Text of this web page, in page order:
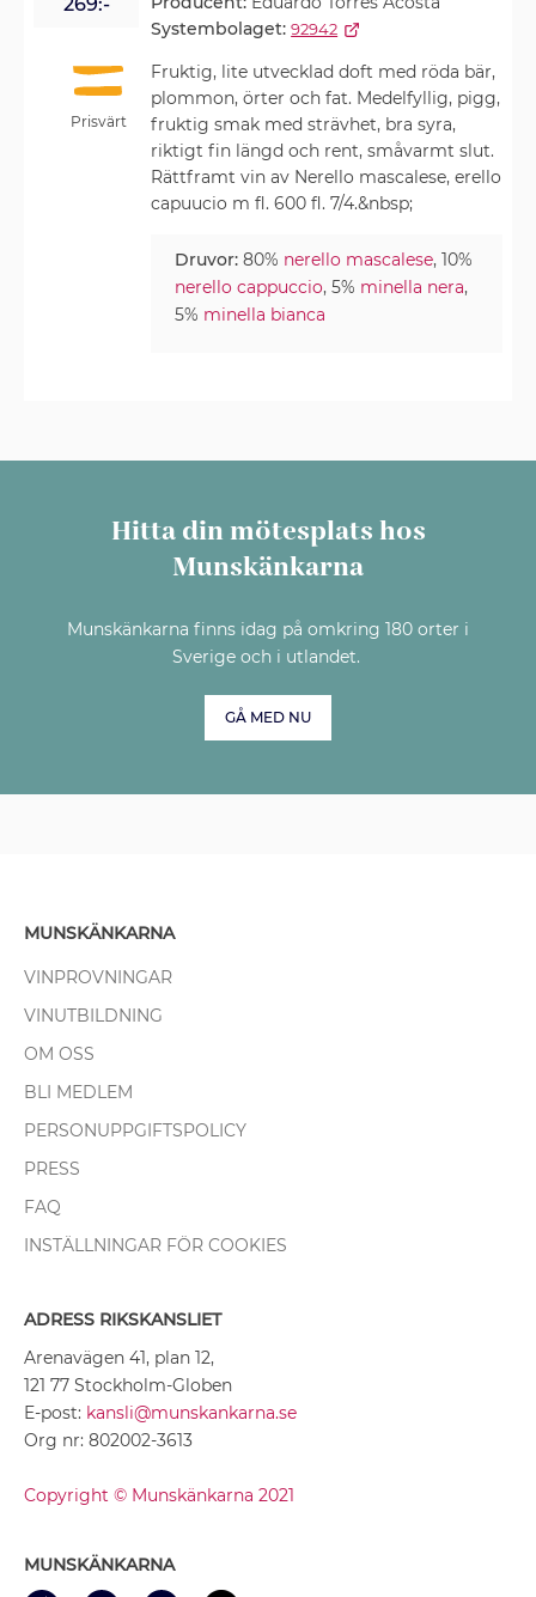
Prisvärt
Systembolaget: 92942
Fruktig, lite utvecklad doft med röda bär,
plommon, örter och fat. Medelfyllig, pigg,
fruktig smak med strävhet, bra syra,
riktigt fin längd och rent, småvarmt slut.
Rättframt vin av Nerello mascalese, erello
capuucio m fl. 600 fl. 7/4.&nbsp;
Druvor: 80% nerello mascalese, 10%
nerello cappuccio, 5% minella nera,
5% minella bianca
Hitta din mötesplats hos
Munskänkarna
Munskänkarna finns idag på omkring 180 orter i
Sverige och i utlandet.
GÅ MED NU
MUNSKÄNKARNA
VINPROVNINGAR
VINUTBILDNING
OM OSS
BLI MEDLEM
PERSONUPPGIFTSPOLICY
PRESS
FAQ
INSTÄLLNINGAR FÖR COOKIES
ADRESS RIKSKANSLIET
Arenavägen 41, plan 12,
121 77 Stockholm-Globen
E-post: kansli@munskankarna.se
Org nr: 802002-3613
Copyright © Munskänkarna 2021
MUNSKÄNKARNA